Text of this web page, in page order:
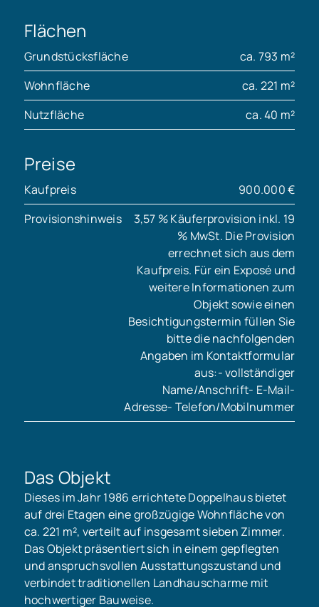
Flächen
Grundstücksfläche
ca. 793 m²
Wohnfläche
ca. 221 m²
Nutzfläche
ca. 40 m²
Preise
Kaufpreis
900.000 €
Provisionshinweis
3,57 % Käuferprovision inkl. 19
% MwSt. Die Provision
errechnet sich aus dem
Kaufpreis. Für ein Exposé und
weitere Informationen zum
Objekt sowie einen
Besichtigungstermin füllen Sie
bitte die nachfolgenden
Angaben im Kontaktformular
aus:- vollständiger
Name/Anschrift- E-Mail-
Adresse- Telefon/Mobilnummer
Das Objekt
Dieses im Jahr 1986 errichtete Doppelhaus bietet
auf drei Etagen eine großzügige Wohnfläche von
ca. 221 m², verteilt auf insgesamt sieben Zimmer.
Das Objekt präsentiert sich in einem gepflegten
und anspruchsvollen Ausstattungszustand und
verbindet traditionellen Landhauscharme mit
hochwertiger Bauweise.